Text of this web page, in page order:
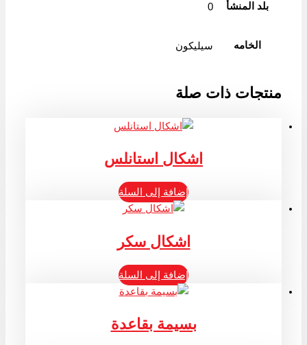
بلد المنشأ 0
الخامه سيليكون
منتجات ذات صلة
اشكال استانلس
إضافة إلى السلة
اشكال سكر
إضافة إلى السلة
بسيمة بقاعدة